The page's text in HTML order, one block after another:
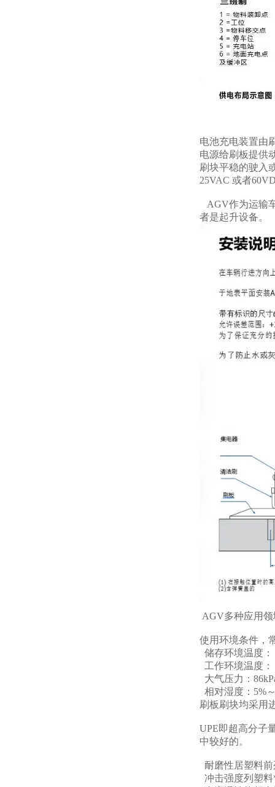
电池充电装置由
电源给刷板提供
刷块平稳的驶入
25VAC 或者
AGV作为运输
者是起升设备。
AGV多种应用
使用环境条件，
储存环境温度
工作环境温度
大气压力：
相对湿度：5%
刷板刷块均采用
UPE即超高分子
中较好的。
耐磨性居塑料
冲击强度列塑